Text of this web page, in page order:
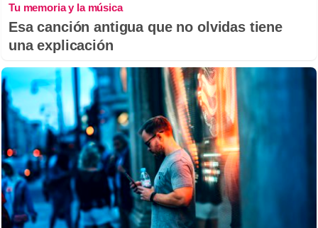
Tu memoria y la música
Esa canción antigua que no olvidas tiene
una explicación